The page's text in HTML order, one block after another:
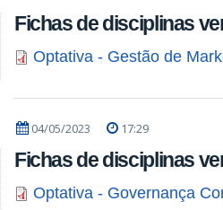
Fichas de disciplinas
Optativa - Gestão de
04/05/2023 17:29
Fichas de disciplinas
Optativa - Governança